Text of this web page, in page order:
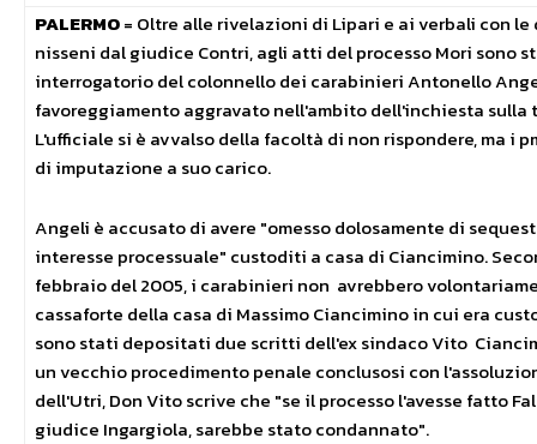
PALERMO= Oltre alle rivelazioni di Lipari e ai verbali con
nisseni dal giudice Contri, agli atti del processo Mori sono
interrogatorio del colonnello dei carabinieri Antonello
favoreggiamento aggravato nell'ambito dell'inchiesta
L'ufficiale si è avvalso della facoltà di non rispondere, ma i
di imputazione a suo carico.
Angeli è accusato di avere "omesso dolosamente di
interesse processuale" custoditi a casa di Ciancimino.
febbraio del 2005, i carabinieri non avrebbero
cassaforte della casa di Massimo Ciancimino in cui era
sono stati depositati due scritti dell'ex sindaco Vito
un vecchio procedimento penale conclusosi con
dell'Utri, Don Vito scrive che "se il processo l'avesse fatto
giudice Ingargiola, sarebbe stato condannato".